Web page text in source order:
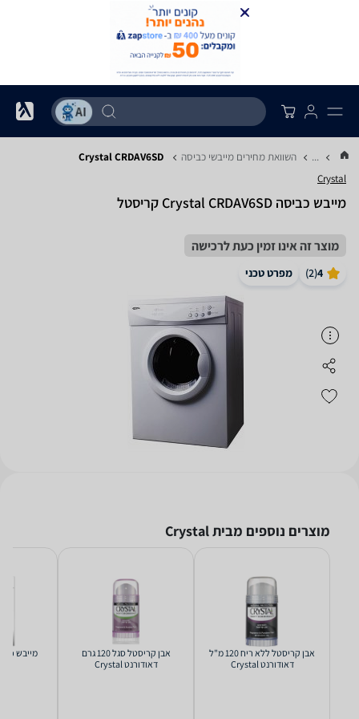
... השוואת מחירים מייבשי כביסה Crystal CRDAV6SD
Crystal
מייבש כביסה Crystal CRDAV6SD קריסטל
מוצר זה אינו זמין כעת לרכישה
4
(
2
) מפרט טכני
מוצרים נוספים מבית Crystal
אבן קריסטל ללא ריח 120 מ"ל
דאודורנט Crystal
אבן קריסטל סגל 120 גרם
דאודורנט Crystal